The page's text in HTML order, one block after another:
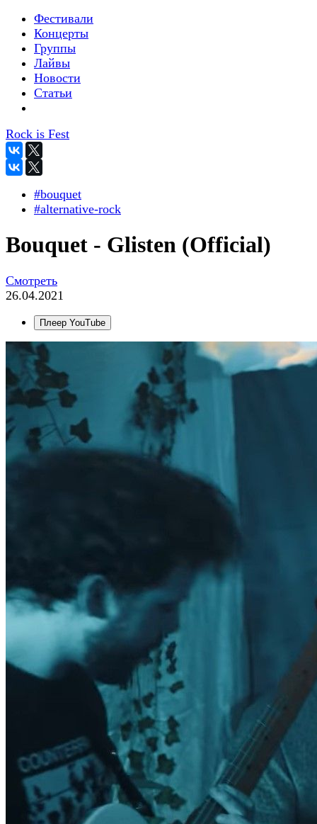
Фестивали
Концерты
Группы
Лайвы
Новости
Статьи
Rock is Fest
#bouquet
#alternative-rock
Bouquet - Glisten (Official)
Смотреть
26.04.2021
Плеер YouTube